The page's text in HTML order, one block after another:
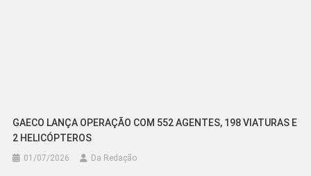
GAECO LANÇA OPERAÇÃO COM 552 AGENTES, 198 VIATURAS E
2 HELICÓPTEROS
01/07/2026 Da Redação